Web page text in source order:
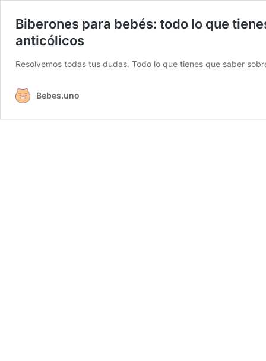
Biberones para bebés: todo lo que
anticólicos
Resolvemos todas tus dudas. Todo lo que tienes que saber
Bebes.uno